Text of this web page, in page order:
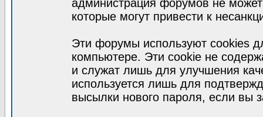
администрация форумов не может
которые могут привести к
Эти форумы используют cookies
компьютере. Эти cookie не
и служат лишь для улучшения
используется лишь для
высылки нового пароля, если вы